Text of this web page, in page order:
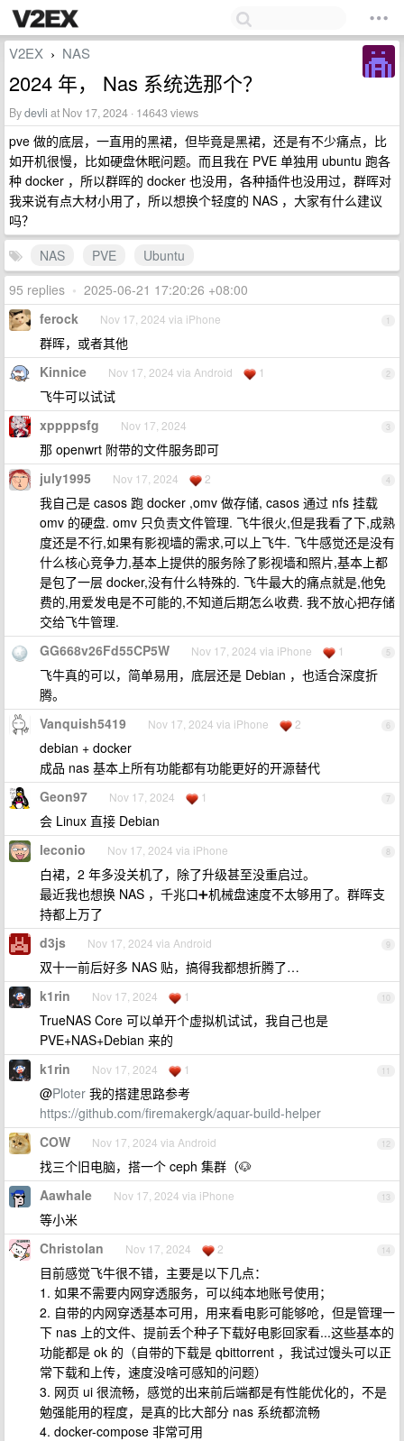
V2EX › NAS
2024 年， Nas 系统选那个？
Bydevli at Nov 17, 2024 · 14643 views
pve 做的底层，一直用的黑裙，但毕竟是黑裙，还是有不少痛点，比
如开机很慢，比如硬盘休眠问题。而且我在 PVE 单独用 ubuntu 跑各
种 docker ，所以群晖的 docker 也没用，各种插件也没用过，群晖对
我来说有点大材小用了，所以想换个轻度的 NAS ，大家有什么建议
吗？
NAS
PVE
Ubuntu
95 replies • 2025-06-21 17:20:26 +08:00
1
ferock Nov 17, 2024 via iPhone
群晖，或者其他
2
Kinnice Nov 17, 2024 via Android 1
飞牛可以试试
3
xppppsfg Nov 17, 2024
那 openwrt 附带的文件服务即可
4
july1995 Nov 17, 2024 2
我自己是 casos 跑 docker ,omv 做存储, casos 通过 nfs 挂载
omv 的硬盘. omv 只负责文件管理. 飞牛很火,但是我看了下,成熟
度还是不行,如果有影视墙的需求,可以上飞牛. 飞牛感觉还是没有
什么核心竞争力,基本上提供的服务除了影视墙和照片,基本上都
是包了一层 docker,没有什么特殊的. 飞牛最大的痛点就是,他免
费的,用爱发电是不可能的,不知道后期怎么收费. 我不放心把存储
交给飞牛管理.
5
GG668v26Fd55CP5W Nov 17, 2024 via iPhone 1
飞牛真的可以，简单易用，底层还是 Debian ，也适合深度折
腾。
6
Vanquish5419 Nov 17, 2024 via iPhone 2
debian + docker
成品 nas 基本上所有功能都有功能更好的开源替代
7
Geon97 Nov 17, 2024 1
会 Linux 直接 Debian
8
leconio Nov 17, 2024 via iPhone
白裙，2 年多没关机了，除了升级甚至没重启过。
最近我也想换 NAS ，千兆口➕机械盘速度不太够用了。群晖支
持都上万了
9
d3js Nov 17, 2024 via Android
双十一前后好多 NAS 贴，搞得我都想折腾了…
10
k1rin Nov 17, 2024 1
TrueNAS Core 可以单开个虚拟机试试，我自己也是
PVE+NAS+Debian 来的
11
k1rin Nov 17, 2024 1
@Ploter 我的搭建思路参考
https://github.com/firemakergk/aquar-build-helper
12
COW Nov 17, 2024 via Android
找三个旧电脑，搭一个 ceph 集群（🐶
13
Aawhale Nov 17, 2024 via iPhone
等小米
14
Christolan Nov 17, 2024 2
目前感觉飞牛很不错，主要是以下几点：
1. 如果不需要内网穿透服务，可以纯本地账号使用；
2. 自带的内网穿透基本可用，用来看电影可能够呛，但是管理一
下 nas 上的文件、提前丢个种子下载好电影回家看...这些基本的
功能都是 ok 的（自带的下载是 qbittorrent ，我试过馒头可以正
常下载和上传，速度没啥可感知的问题）
3. 网页 ui 很流畅，感觉的出来前后端都是有性能优化的，不是
勉强能用的程度，是真的比大部分 nas 系统都流畅
4. docker-compose 非常可用